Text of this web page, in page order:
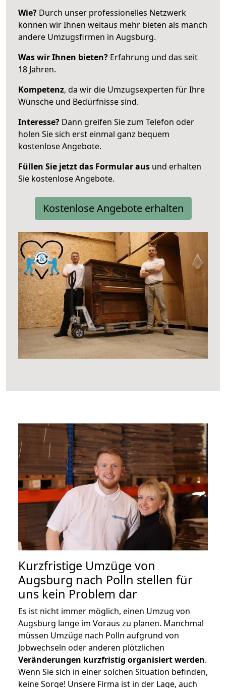
Wie? Durch unser professionelles Netzwerk
können wir Ihnen weitaus mehr bieten als manch
andere Umzugsfirmen in Augsburg.
Was wir Ihnen bieten? Erfahrung und das seit
18 Jahren.
Kompetenz, da wir die Umzugsexperten für Ihre
Wünsche und Bedürfnisse sind.
Interesse? Dann greifen Sie zum Telefon oder
holen Sie sich erst einmal ganz bequem
kostenlose Angebote.
Füllen Sie jetzt das Formular aus und erhalten
Sie kostenlose Angebote.
Kostenlose Angebote erhalten
Kurzfristige Umzüge von
Augsburg nach Polln stellen für
uns kein Problem dar
Es ist nicht immer möglich, einen Umzug von
Augsburg lange im Voraus zu planen. Manchmal
müssen Umzüge nach Polln aufgrund von
Jobwechseln oder anderen plötzlichen
Veränderungen kurzfristig organisiert werden.
Wenn Sie sich in einer solchen Situation befinden,
keine Sorge! Unsere Firma ist in der Lage, auch